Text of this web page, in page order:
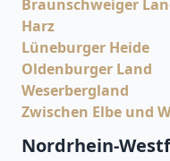
Braunschweiger
Harz
Lüneburger Heide
Oldenburger Land
Weserbergland
Zwischen Elbe und
Nordrhein-